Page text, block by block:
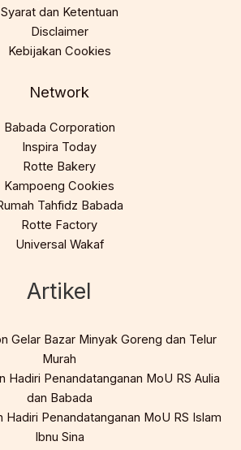
Syarat dan Ketentuan
Disclaimer
Kebijakan Cookies
Network
Babada Corporation
Inspira Today
Rotte Bakery
Kampoeng Cookies
Tahfidz Babada
Rotte Factory
Universal Wakaf
Artikel
Gelar Bazar Minyak Goreng dan Telur
Murah
Hadiri Penandatanganan MoU RS Aulia
dan Babada
Hadiri Penandatanganan MoU RS Islam
Ibnu Sina